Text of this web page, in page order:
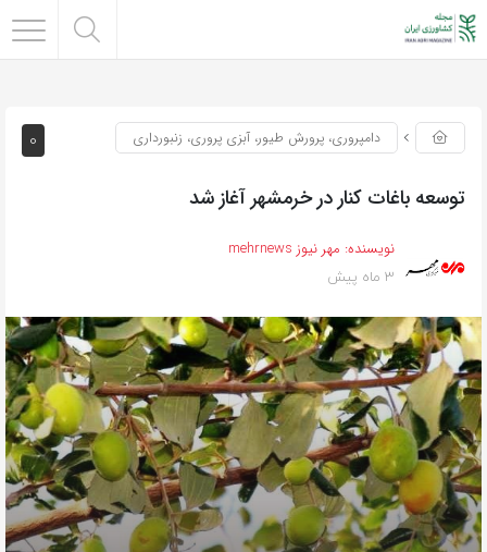
0 دامپروری، پرورش طیور، آبزی پروری، زنبورداری
توسعه باغات کنار در خرمشهر آغاز شد
نویسنده: مهر نیوز mehrnews
3 ماه پیش